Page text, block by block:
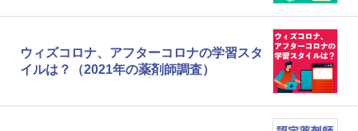
ウィズコロナ、アフターコロナの学習スタ
イルは？（2021年の薬剤師調査）